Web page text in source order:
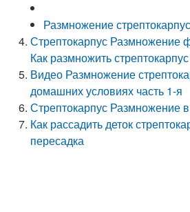
Размножение
Стрептокарпус Размножение
Как размножить
Видео Размножение
домашних условиях часть 1-я
Стрептокарпус Размножение
Как рассадить деток
пересадка